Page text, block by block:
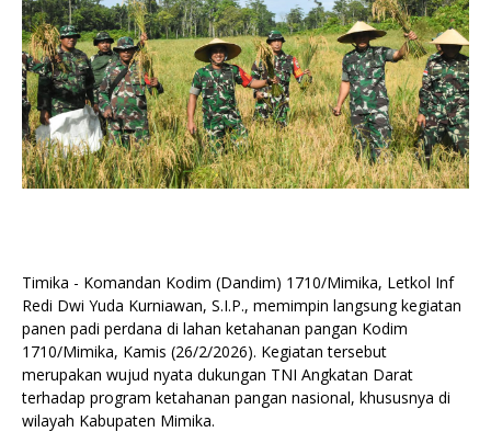
Timika - Komandan Kodim (Dandim) 1710/Mimika, Letkol Inf
Redi Dwi Yuda Kurniawan, S.I.P., memimpin langsung kegiatan
panen padi perdana di lahan ketahanan pangan Kodim
1710/Mimika, Kamis (26/2/2026). Kegiatan tersebut
merupakan wujud nyata dukungan TNI Angkatan Darat
terhadap program ketahanan pangan nasional, khususnya di
wilayah Kabupaten Mimika.